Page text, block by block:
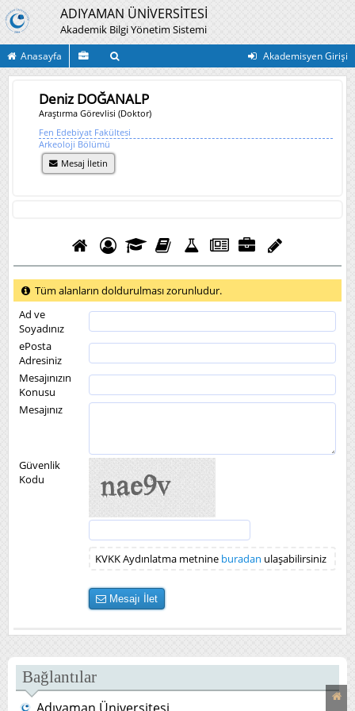
ADIYAMAN ÜNİVERSİTESİ
Akademik Bilgi Yönetim Sistemi
Anasayfa Akademisyen Girişi
Deniz DOĞANALP
Araştırma Görevlisi (Doktor)
Fen Edebiyat Fakültesi
Arkeoloji Bölümü
Mesaj İletin
Tüm alanların doldurulması zorunludur.
Ad ve
Soyadınız
ePosta
Adresiniz
Mesajınızın
Konusu
Mesajınız
Güvenlik
Kodu
KVKK Aydınlatma metnine buradan ulaşabilirsiniz
Mesajı İlet
Bağlantılar